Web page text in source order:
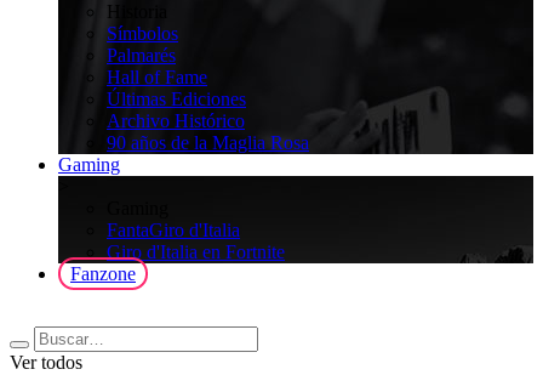
Historia
Símbolos
Palmarés
Hall of Fame
Últimas Ediciones
Archivo Histórico
90 años de la Maglia Rosa
Gaming
FantaGiro d'Italia
Giro d'Italia en Fortnite
Fanzone
Ver todos